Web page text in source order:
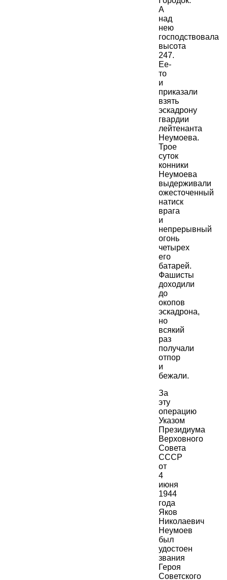
А
над
нею
господствовала
высота
247.
Ее-
то
и
приказали
взять
эскадрону
гвардии
лейтенанта
Неумоева.
Трое
суток
конники
Неумоева
выдерживали
ожесточенный
натиск
врага
и
непрерывный
огонь
четырех
его
батарей.
Фашисты
доходили
до
окопов
эскадрона,
но
всякий
раз
получали
отпор
и
бежали.
За
эту
операцию
Указом
Президиума
Верховного
Совета
СССР
от
4
июня
1944
года
Яков
Николаевич
Неумоев
был
удостоен
звания
Героя
Советского